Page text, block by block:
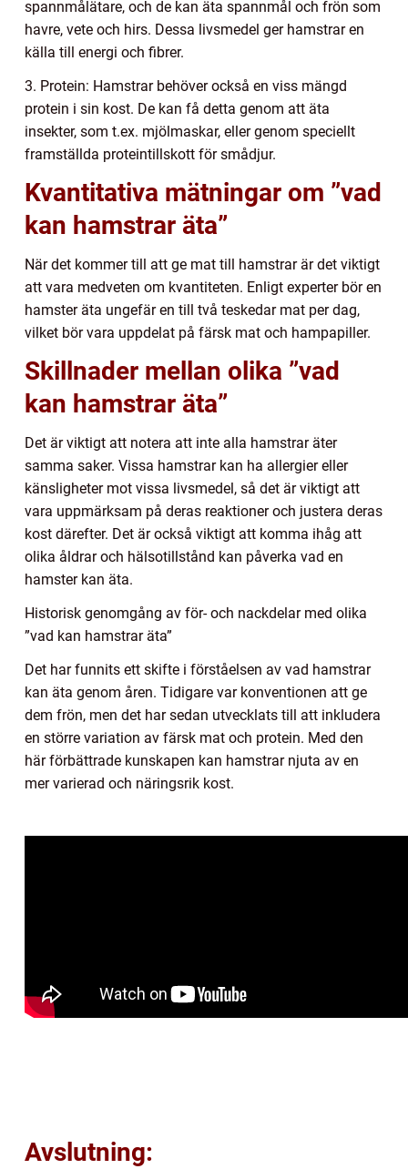
spannmålätare, och de kan äta spannmål och frön som
havre, vete och hirs. Dessa livsmedel ger hamstrar en
källa till energi och fibrer.
3. Protein: Hamstrar behöver också en viss mängd
protein i sin kost. De kan få detta genom att äta
insekter, som t.ex. mjölmaskar, eller genom speciellt
framställda proteintillskott för smådjur.
Kvantitativa mätningar om ”vad
kan hamstrar äta”
När det kommer till att ge mat till hamstrar är det viktigt
att vara medveten om kvantiteten. Enligt experter bör en
hamster äta ungefär en till två teskedar mat per dag,
vilket bör vara uppdelat på färsk mat och hampapiller.
Skillnader mellan olika ”vad
kan hamstrar äta”
Det är viktigt att notera att inte alla hamstrar äter
samma saker. Vissa hamstrar kan ha allergier eller
känsligheter mot vissa livsmedel, så det är viktigt att
vara uppmärksam på deras reaktioner och justera deras
kost därefter. Det är också viktigt att komma ihåg att
olika åldrar och hälsotillstånd kan påverka vad en
hamster kan äta.
Historisk genomgång av för- och nackdelar med olika
”vad kan hamstrar äta”
Det har funnits ett skifte i förståelsen av vad hamstrar
kan äta genom åren. Tidigare var konventionen att ge
dem frön, men det har sedan utvecklats till att inkludera
en större variation av färsk mat och protein. Med den
här förbättrade kunskapen kan hamstrar njuta av en
mer varierad och näringsrik kost.
Avslutning: